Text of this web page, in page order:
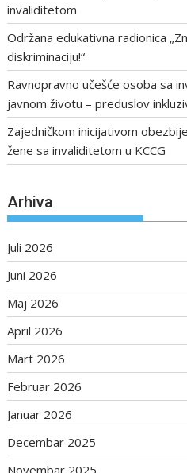
invaliditetom
Održana edukativna radionica
diskriminaciju!“
Ravnopravno učešće osoba sa
javnom životu – preduslov
Zajedničkom inicijativom
žene sa invaliditetom u KCCG
Arhiva
Juli 2026
Juni 2026
Maj 2026
April 2026
Mart 2026
Februar 2026
Januar 2026
Decembar 2025
Novembar 2025